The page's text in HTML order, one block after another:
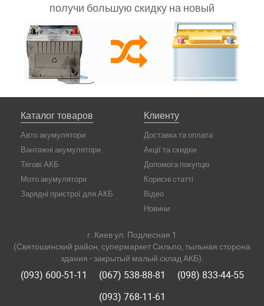
получи большую скидку на новый
Каталог товаров
Авто акумулятори
Вантажні акумулятори
Тягові АКБ
Мото акумулятори
Зарядні пристрої для АКБ
Клиенту
Доставка та оплата
Акції та скидки
Допомога покупцю
Корисні статті
Відео
Новини
г. Киев ул. Подлесная 1
(Святошинский район, супермаркет Сильпо, тыльная сторона
здания - закрытый малый склад АКБ).
(093) 600-51-11 (067) 538-88-81
(098) 833-44-55
(093) 768-11-61